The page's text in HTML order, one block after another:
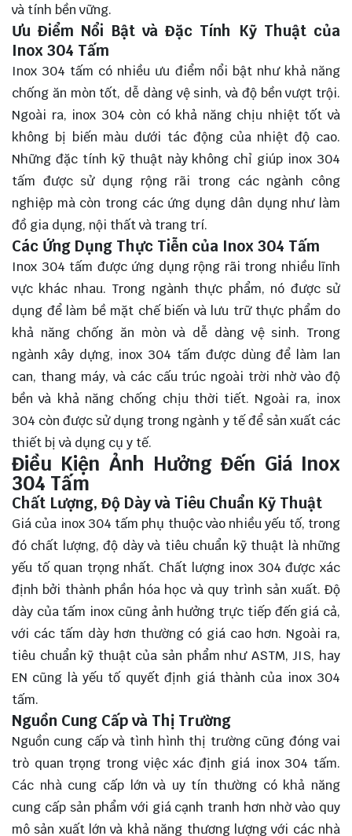
và tính bền vững.
Ưu Điểm Nổi Bật và Đặc Tính Kỹ Thuật của
Inox 304 Tấm
Inox 304 tấm có nhiều ưu điểm nổi bật như khả năng
chống ăn mòn tốt, dễ dàng vệ sinh, và độ bền vượt trội.
Ngoài ra, inox 304 còn có khả năng chịu nhiệt tốt và
không bị biến màu dưới tác động của nhiệt độ cao.
Những đặc tính kỹ thuật này không chỉ giúp inox 304
tấm được sử dụng rộng rãi trong các ngành công
nghiệp mà còn trong các ứng dụng dân dụng như làm
đồ gia dụng, nội thất và trang trí.
Các Ứng Dụng Thực Tiễn của Inox 304 Tấm
Inox 304 tấm được ứng dụng rộng rãi trong nhiều lĩnh
vực khác nhau. Trong ngành thực phẩm, nó được sử
dụng để làm bề mặt chế biến và lưu trữ thực phẩm do
khả năng chống ăn mòn và dễ dàng vệ sinh. Trong
ngành xây dựng, inox 304 tấm được dùng để làm lan
can, thang máy, và các cấu trúc ngoài trời nhờ vào độ
bền và khả năng chống chịu thời tiết. Ngoài ra, inox
304 còn được sử dụng trong ngành y tế để sản xuất các
thiết bị và dụng cụ y tế.
Điều Kiện Ảnh Hưởng Đến Giá Inox
304 Tấm
Chất Lượng, Độ Dày và Tiêu Chuẩn Kỹ Thuật
Giá của inox 304 tấm phụ thuộc vào nhiều yếu tố, trong
đó chất lượng, độ dày và tiêu chuẩn kỹ thuật là những
yếu tố quan trọng nhất. Chất lượng inox 304 được xác
định bởi thành phần hóa học và quy trình sản xuất. Độ
dày của tấm inox cũng ảnh hưởng trực tiếp đến giá cả,
với các tấm dày hơn thường có giá cao hơn. Ngoài ra,
tiêu chuẩn kỹ thuật của sản phẩm như ASTM, JIS, hay
EN cũng là yếu tố quyết định giá thành của inox 304
tấm.
Nguồn Cung Cấp và Thị Trường
Nguồn cung cấp và tình hình thị trường cũng đóng vai
trò quan trọng trong việc xác định giá inox 304 tấm.
Các nhà cung cấp lớn và uy tín thường có khả năng
cung cấp sản phẩm với giá cạnh tranh hơn nhờ vào quy
mô sản xuất lớn và khả năng thương lượng với các nhà